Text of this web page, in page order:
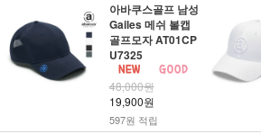
아바쿠스골프 남성
Gailes 메쉬 볼캡
골프모자 AT01CP
U7325
48,000원
19,900원
597원 적립